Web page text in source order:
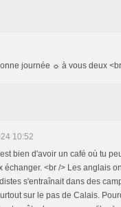
journée ☼ à vous deux
10:52
bien d'avoir un café où tu
échanger. <br /> Les anglais
s'entraînait dans des
sur le pas de Calais.